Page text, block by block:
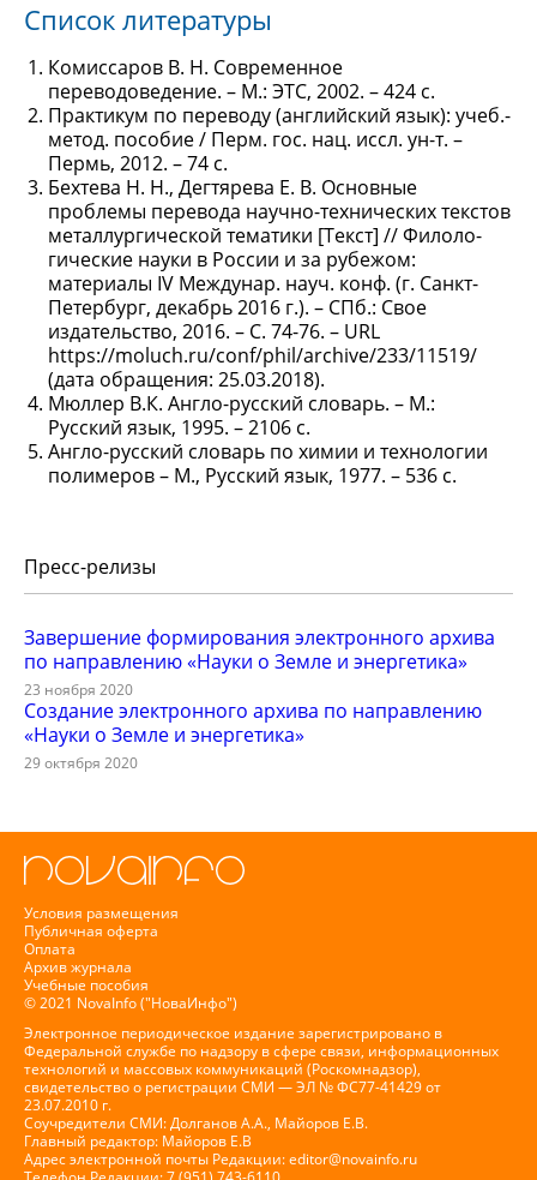
Список литературы
Комиссаров В. Н. Современное
переводоведение. – М.: ЭТС, 2002. – 424 с.
Практикум по переводу (английский язык): учеб.-
метод. пособие / Перм. гос. нац. иссл. ун-т. –
Пермь, 2012. – 74 с.
Бехтева Н. Н., Дегтярева Е. В. Основные
проблемы перевода научно-технических текстов
металлургической тематики [Текст] // Филоло-
гические науки в России и за рубежом:
материалы IV Междунар. науч. конф. (г. Санкт-
Петербург, декабрь 2016 г.). – СПб.: Свое
издательство, 2016. – С. 74-76. – URL
https://moluch.ru/conf/phil/archive/233/11519/
(дата обращения: 25.03.2018).
Мюллер В.К. Англо-русский словарь. – М.:
Русский язык, 1995. – 2106 с.
Англо-русский словарь по химии и технологии
полимеров – М., Русский язык, 1977. – 536 с.
Пресс-релизы
Завершение формирования электронного архива
по направлению «Науки о Земле и энергетика»
23 ноября 2020
Создание электронного архива по направлению
«Науки о Земле и энергетика»
29 октября 2020
Условия размещения
Публичная оферта
Оплата
Архив журнала
Учебные пособия
© 2021 NovaInfo ("НоваИнфо")
Электронное периодическое издание зарегистрировано в
Федеральной службе по надзору в сфере связи, информационных
технологий и массовых коммуникаций (Роскомнадзор),
свидетельство о регистрации СМИ — ЭЛ № ФС77-41429 от
23.07.2010 г.
Соучредители СМИ: Долганов А.А., Майоров Е.В.
Главный редактор: Майоров Е.В
Адрес электронной почты Редакции:editor@novainfo.ru